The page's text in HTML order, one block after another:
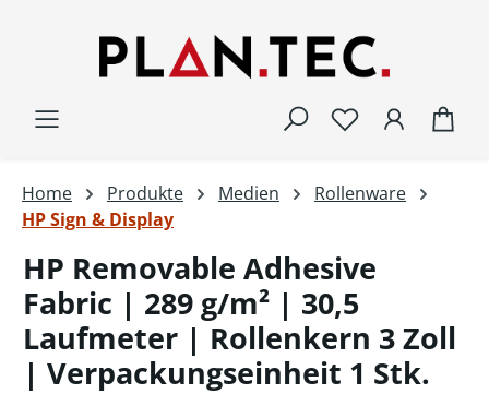
Home Produkte Medien
Rollenware
HP Sign & Display
HP Removable Adhesive
Fabric | 289 g/m² | 30,5
Laufmeter | Rollenkern 3 Zoll
| Verpackungseinheit 1 Stk.